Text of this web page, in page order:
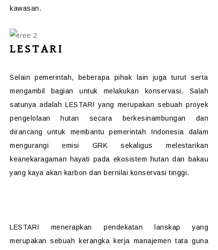
kawasan.
LESTARI
Selain pemerintah, beberapa pihak lain juga turut serta
mengambil bagian untuk melakukan konservasi. Salah
satunya adalah LESTARI yang merupakan sebuah proyek
pengelolaan hutan secara berkesinambungan dan
dirancang untuk membantu pemerintah Indonesia dalam
mengurangi emisi GRK sekaligus melestarikan
keanekaragaman hayati pada ekosistem hutan dan bakau
yang kaya akan karbon dan bernilai konservasi tinggi.
LESTARI menerapkan pendekatan lanskap yang
merupakan sebuah kerangka kerja manajemen tata guna